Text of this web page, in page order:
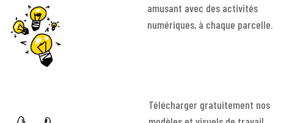
amusant avec des activités
numériques, à chaque parcelle.
Télécharger gratuitement nos